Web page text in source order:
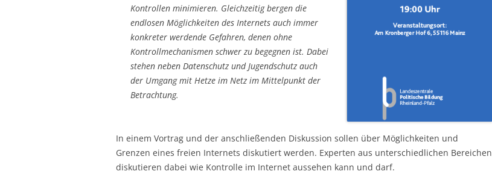
Kontrollen minimieren. Gleichzeitig bergen die
endlosen Möglichkeiten des Internets auch immer
konkreter werdende Gefahren, denen ohne
Kontrollmechanismen schwer zu begegnen ist. Dabei
stehen neben Datenschutz und Jugendschutz auch
der Umgang mit Hetze im Netz im Mittelpunkt der
Betrachtung.
In einem Vortrag und der anschließenden Diskussion sollen über Möglichkeiten und
Grenzen eines freien Internets diskutiert werden. Experten aus unterschiedlichen Bereichen
diskutieren dabei wie Kontrolle im Internet aussehen kann und darf.